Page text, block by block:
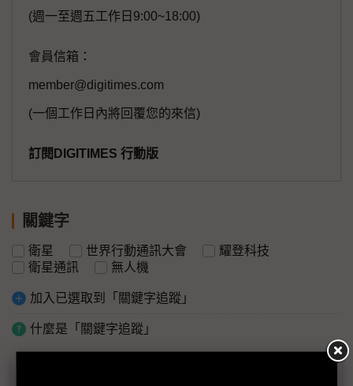
(週一至週五工作日9:00~18:00)
會員信箱：
member@digitimes.com
(一個工作日內將回覆您的來信)
訂閱DIGITIMES 行動版
關鍵字
衛星 世界行動通訊大會
耀登科技
衛星通訊
無人機
加入已選取到「關鍵字追蹤」
什麼是「關鍵字追蹤」